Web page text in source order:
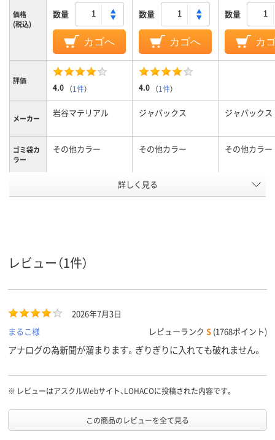
価格
(税込)
数量
カゴへ
数量
カゴへ
数量
カ
評価
4.0 （1件） 4.0 （1件）
メーカー 岩谷マテリアル ジャパックス ジャパックス
ゴミ袋カ
ラー
その他カラー その他カラー その他カラー
LLDPE、LDPE（ツル
ツルタイプ）、
ポリエチレン
（LLDPE）、
スコア
詳しく見る
レビュー（1件）
2026年7月3日
まるこ様
レビューランク S (1768ポイント)
アナログの為新聞が溜まります。ぎりぎりに入れても破れません。
※ レビューはアスクルWebサイト、LOHACOに投稿された内容です。
この商品のレビューを全て見る